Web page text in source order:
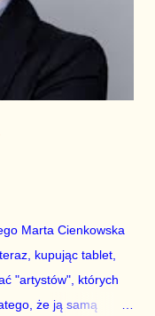
Marta Cienkowska
kupując tablet,
"artystów", których
że ją samą